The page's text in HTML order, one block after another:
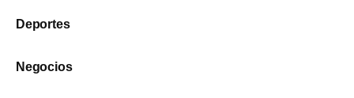
Deportes
Negocios